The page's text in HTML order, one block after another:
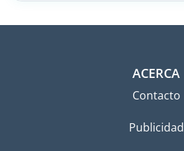
ACERCA
Contacto
Publicidad